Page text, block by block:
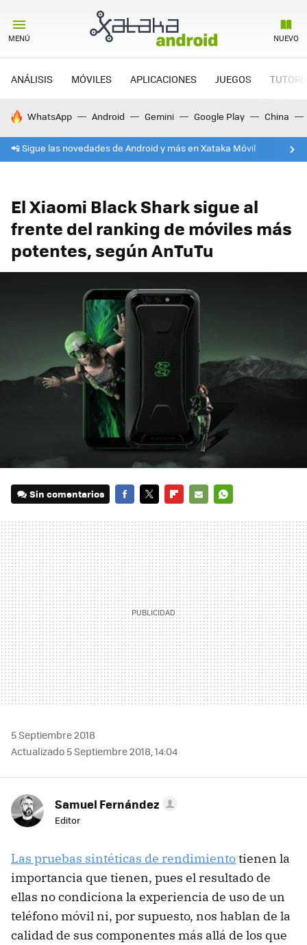
MENÚ NUEVO
ANÁLISIS MÓVILES APLICACIONES JUEGOS
HOY SE HABLA DE
WhatsApp Android Gemini Google Play China
📲 Sigue las novedades de Android y más en Xataka Móvil
El Xiaomi Black Shark sigue al
frente del ranking de móviles más
potentes, según AnTuTu
Sin comentarios
MAIL
5 Septiembre 2018
Actualizado 5 Septiembre 2018, 14:04
Samuel Fernández
Editor
Las pruebas sintéticas de rendimientotienen la
importancia que tienen, pues el resultado de
ellas no condiciona la experiencia de uso de un
teléfono móvil ni, por supuesto, nos hablan de la
calidad de sus componentes más allá de los que